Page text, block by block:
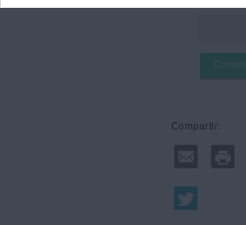
Compartir: